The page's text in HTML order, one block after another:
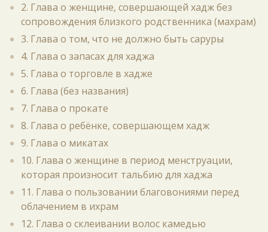
2. Глава о женщине, совершающей хадж без
сопровождения близкого родственника (махрам)
3. Глава о том, что не должно быть саруры
4. Глава о запасах для хаджа
5. Глава о торговле в хадже
6. Глава (без названия)
7. Глава о прокате
8. Глава о ребёнке, совершающем хадж
9. Глава о микатах
10. Глава о женщине в период менструации,
которая произносит тальбию для хаджа
11. Глава о пользовании благовониями перед
облачением в ихрам
12. Глава о склеивании волос камедью